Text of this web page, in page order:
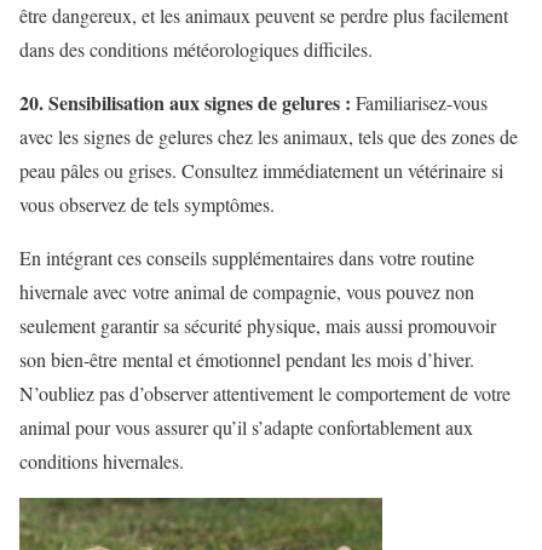
être dangereux, et les animaux peuvent se perdre plus facilement
dans des conditions météorologiques difficiles.
20. Sensibilisation aux signes de gelures : Familiarisez-vous
avec les signes de gelures chez les animaux, tels que des zones de
peau pâles ou grises. Consultez immédiatement un vétérinaire si
vous observez de tels symptômes.
En intégrant ces conseils supplémentaires dans votre routine
hivernale avec votre animal de compagnie, vous pouvez non
seulement garantir sa sécurité physique, mais aussi promouvoir
son bien-être mental et émotionnel pendant les mois d’hiver.
N’oubliez pas d’observer attentivement le comportement de votre
animal pour vous assurer qu’il s’adapte confortablement aux
conditions hivernales.